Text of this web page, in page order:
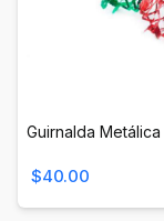
Guirnalda Metálica
$40.00